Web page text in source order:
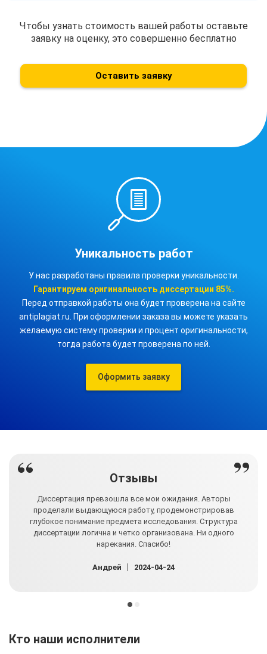
Чтобы узнать стоимость вашей работы оставьте
заявку на оценку, это совершенно бесплатно
Оставить заявку
Уникальность работ
У нас разработаны правила проверки уникальности.
Гарантируем оригинальность диссертации 85%.
Перед отправкой работы она будет проверена на сайте
antiplagiat.ru. При оформлении заказа вы можете указать
желаемую систему проверки и процент оригинальности,
тогда работа будет проверена по ней.
Оформить заявку
Отзывы
Диссертация превзошла все мои ожидания. Авторы
проделали выдающуюся работу, продемонстрировав
глубокое понимание предмета исследования. Структура
диссертации логична и четко организована. Ни одного
нарекания. Спасибо!
Андрей 2024-04-24
Кто наши исполнители